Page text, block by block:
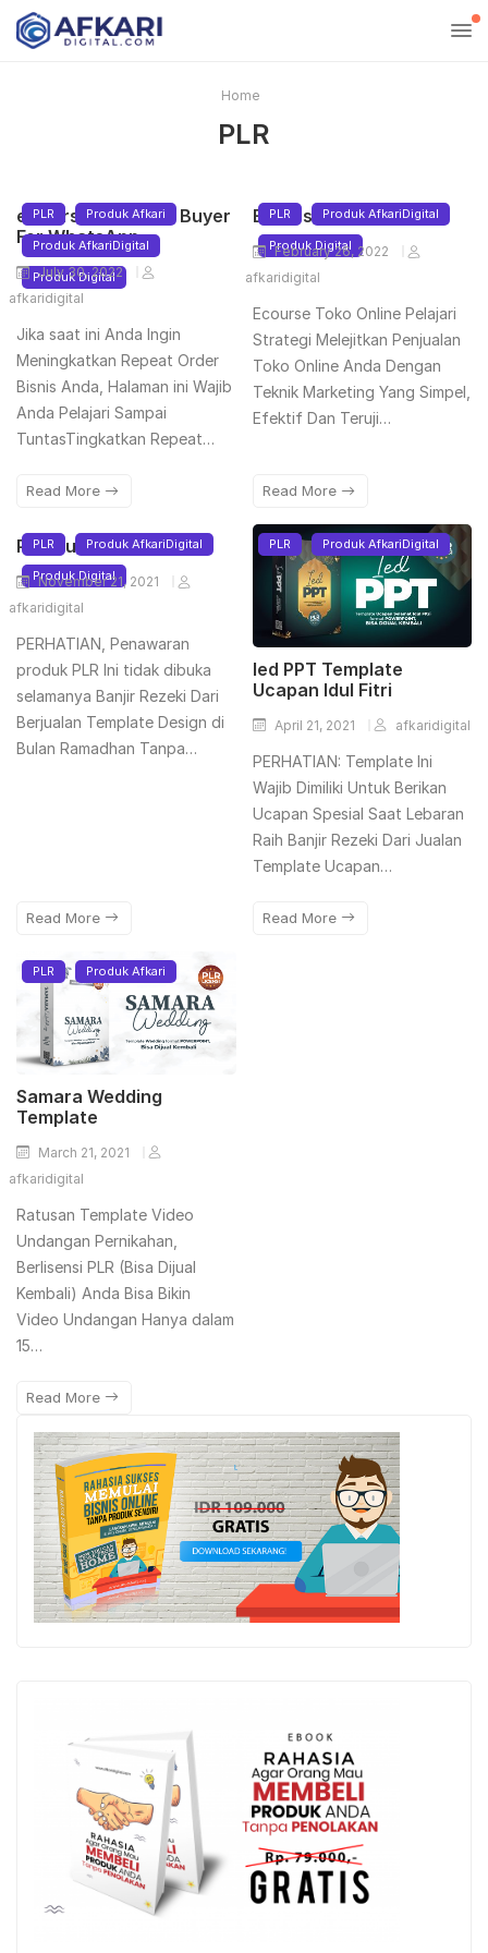
Home
PLR
PLR Produk Afkari
Produk AfkariDigital
Produk Digital
eCourse Follow Up Buyer
For WhatsApp
July 30, 2022
afkaridigital
Jika saat ini Anda Ingin
Meningkatkan Repeat Order
Bisnis Anda, Halaman ini Wajib
Anda Pelajari Sampai
TuntasTingkatkan Repeat…
Read More
PLR Produk AfkariDigital
Produk Digital
Ecourse Toko Online
February 26, 2022
afkaridigital
Ecourse Toko Online Pelajari
Strategi Melejitkan Penjualan
Toko Online Anda Dengan
Teknik Marketing Yang Simpel,
Efektif Dan Teruji…
Read More
PLR Produk AfkariDigital
Produk Digital
PLR Nuzula
November 21, 2021
afkaridigital
PERHATIAN, Penawaran
produk PLR Ini tidak dibuka
selamanya Banjir Rezeki Dari
Berjualan Template Design di
Bulan Ramadhan Tanpa…
Read More
PLR Produk AfkariDigital
Ied PPT Template
Ucapan Idul Fitri
April 21, 2021 afkaridigital
PERHATIAN: Template Ini
Wajib Dimiliki Untuk Berikan
Ucapan Spesial Saat Lebaran
Raih Banjir Rezeki Dari Jualan
Template Ucapan…
Read More
PLR Produk Afkari
Samara Wedding
Template
March 21, 2021
afkaridigital
Ratusan Template Video
Undangan Pernikahan,
Berlisensi PLR (Bisa Dijual
Kembali) Anda Bisa Bikin
Video Undangan Hanya dalam
15…
Read More